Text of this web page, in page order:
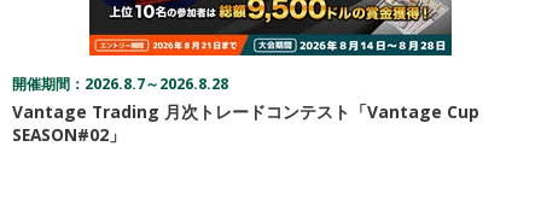
開催期間：2026.8.7～2026.8.28
Vantage Trading 月次トレードコンテスト「Vantage Cup
SEASON#02」